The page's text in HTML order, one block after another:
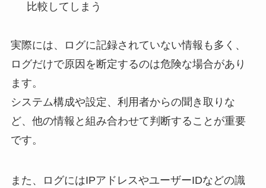
比較してしまう
実際には、ログに記録されていない情報も多く、
ログだけで原因を断定するのは危険な場合があり
ます。
システム構成や設定、利用者からの聞き取りな
ど、他の情報と組み合わせて判断することが重要
です。
また、ログにはIPアドレスやユーザーIDなどの識